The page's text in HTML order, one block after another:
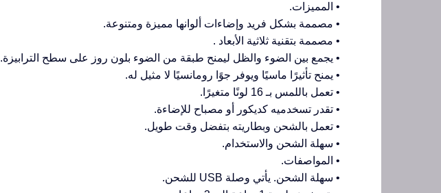
• المميزات.
• مصممة بشكل فريد وإضاءات ألوانها مميزة ومتنوعة.
• مصممة بتقنية ثلاثية الأبعاد .
• يجمع بين الضوء والظل ليمنح طبقة من الضوء بلون روز على سطح الترابيزة.
• يمنح تأثيرًا ماسيًا ويوفر جوًا رومانسيًا لا مثيل له.
• تعمل باللمس بـ 16 لونًا متغيرًا.
• تقدر تسخدميه كديكور أو مصباح للإضاءة.
• تعمل بالشحن وبطاريته بتفضل وقت طويل.
• سهلة الشحن والاستخدام.
• المواصفات.
• سهلة الشحن. يأتي وصلة USB للشحن.